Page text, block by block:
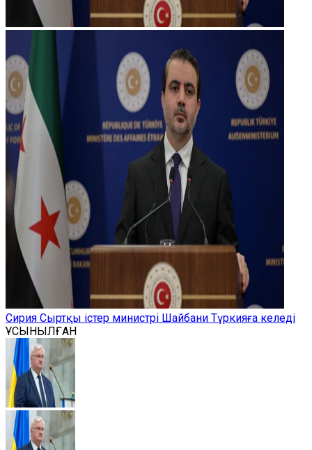
Сирия Сыртқы істер министрі Шайбани Түркияға келеді
ҰСЫНЫЛҒАН